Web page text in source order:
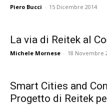
Piero Bucci - 15 Dicembre 2014
La via di Reitek al
Michele Mornese - 18 Novembre
Smart Cities and
Progetto di Reitek